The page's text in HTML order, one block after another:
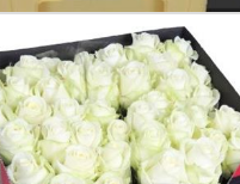
R Gr Avalanche+
Wählen Sie zuerst ein